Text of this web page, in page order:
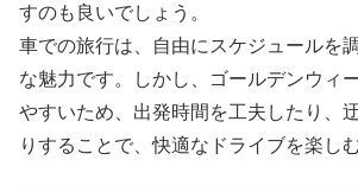
すのも良いでしょう。
車での旅行は、自由にスケジュールを
な魅力です。しかし、ゴールデンウィ
やすいため、出発時間を工夫したり、
りすることで、快適なドライブを楽し